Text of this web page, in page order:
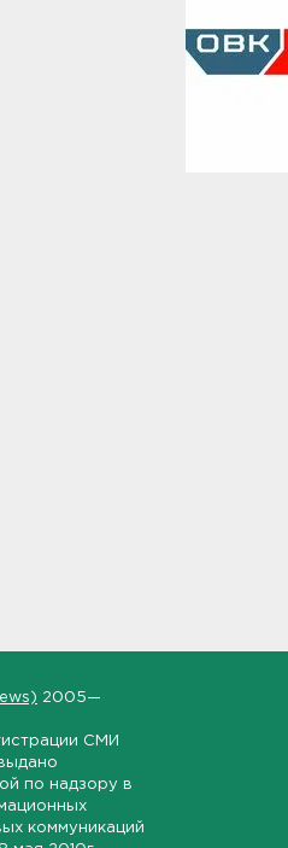
2005—
СМИ
выдано
по надзору в
коммуникаций